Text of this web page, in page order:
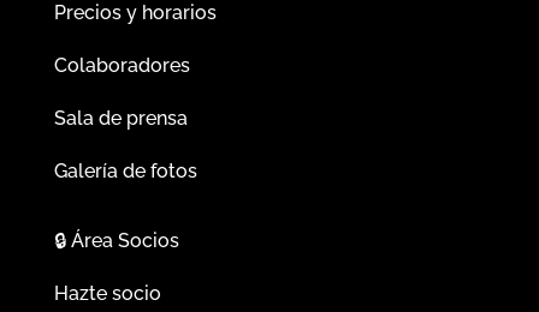
Precios y horarios
Colaboradores
Sala de prensa
Galería de fotos
🔒Área Socios
Hazte socio